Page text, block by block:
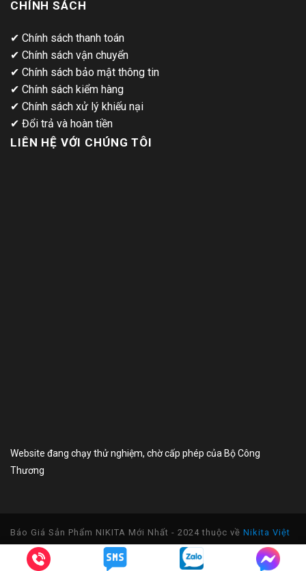
CHÍNH SÁCH
✔ Chính sách thanh toán
✔ Chính sách vận chuyển
✔ Chính sách bảo mật thông tin
✔ Chính sách kiểm hàng
✔ Chính sách xử lý khiếu nại
✔ Đổi trả và hoàn tiền
LIÊN HỆ VỚI CHÚNG TÔI
Website đang chạy thử nghiệm, chờ cấp phép của Bộ Công
Thương
Báo Giá Sản Phẩm NIKITA Mới Nhất - 2024 thuộc về Nikita Việt
Nam- Gọi Ngay Hotline:0817 360 826-0966 108 230
| Để
Nhận Báo Giá Mới Nhất